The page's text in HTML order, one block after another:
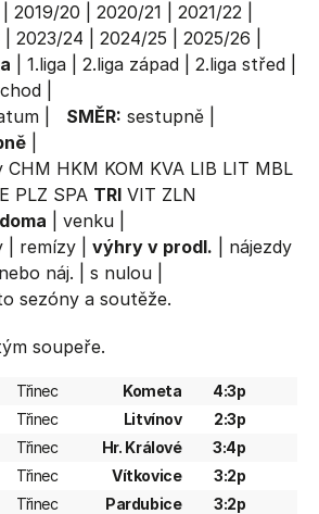
2019/20 2020/21 2021/22
2023/24 2024/25 2025/26
1.liga 2.liga západ 2.liga střed
SMĚR: sestupně
CHM HKM KOM KVA LIB LIT MBL
PLZ SPA TRI VIT ZLN
doma venku
remízy výhry v prodl.
nájezdy
náj. s nulou
sezóny a soutěže.
soupeře.
Třinec Kometa
4:3p
Třinec Litvínov
2:3p
Třinec Hr. Králové
3:4p
Třinec Vítkovice
3:2p
Třinec Pardubice
3:2p